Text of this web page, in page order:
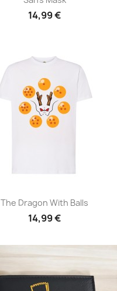
14,99 €
The Dragon With Balls
14,99 €